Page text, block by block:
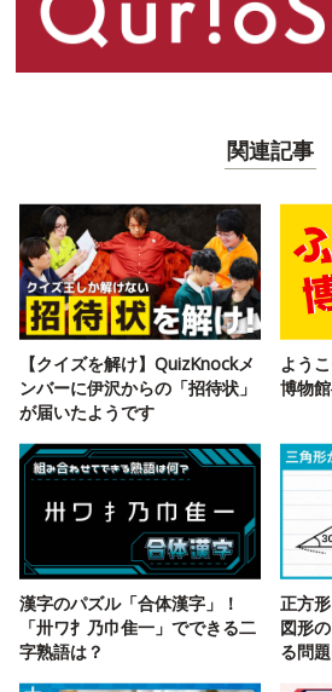
関連記事
【クイズを解け】QuizKnockメ
ンバーに伊沢からの「招待状」
が届いたようです
よう
博物
漢字のパズル「合体漢字」！
「卅ワ扌乃巾隹一」でできる二
字熟語は？
正方
図形
る問